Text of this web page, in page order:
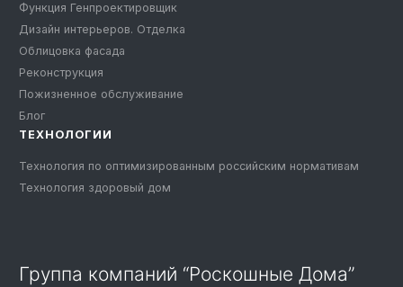
Функция Генпроектировщик
Дизайн интерьеров. Отделка
Облицовка фасада
Реконструкция
Пожизненное обслуживание
Блог
ТЕХНОЛОГИИ
Технология по оптимизированным российским нормативам
Технология здоровый дом
Группа компаний “Роскошные Дома”